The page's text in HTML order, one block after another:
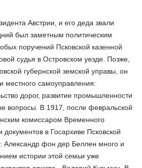
Австрии, и его деда звали
был заметным политическим
поручений Псковской казенной
судья в Островском уезде. Позже,
губернской земской управы, он
местного самоуправления:
дорог, развитие промышленности
вопросы. В 1917, после февральской
комиссаром Временного
документов в Госархиве Псковской
Александр фон дер Беллен много и
истории этой семьи уже